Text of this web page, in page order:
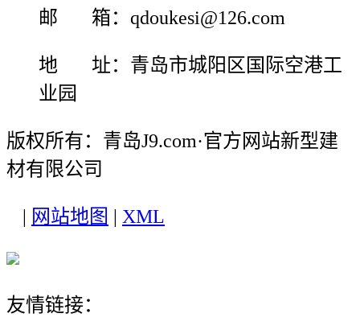
邮 箱：qdoukesi@126.com
地 址：青岛市城阳区国际空港工
业园
版权所有：青岛J9.com·官方网站新型建
材有限公司
网站地图 XML
友情链接：